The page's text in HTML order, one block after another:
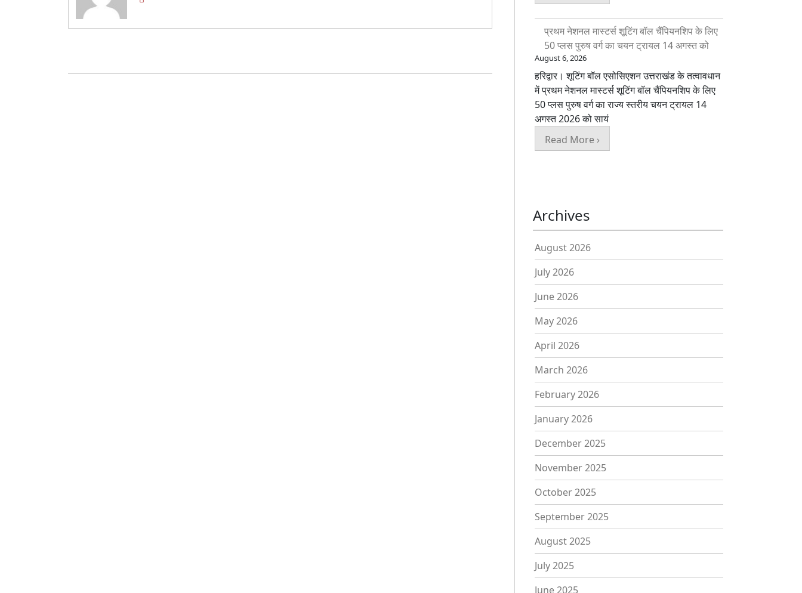
प्रथम नेशनल मास्टर्स शूटिंग बॉल चैंपियनशिप के लिए
50 प्लस पुरुष वर्ग का चयन ट्रायल 14 अगस्त को
August 6, 2026
हरिद्वार। शूटिंग बॉल एसोसिएशन उत्तराखंड के तत्वावधान
में प्रथम नेशनल मास्टर्स शूटिंग बॉल चैंपियनशिप के लिए
50 प्लस पुरुष वर्ग का राज्य स्तरीय चयन ट्रायल 14
अगस्त 2026 को सायं
Read More ›
Archives
August 2026
July 2026
June 2026
May 2026
April 2026
March 2026
February 2026
January 2026
December 2025
November 2025
October 2025
September 2025
August 2025
July 2025
June 2025